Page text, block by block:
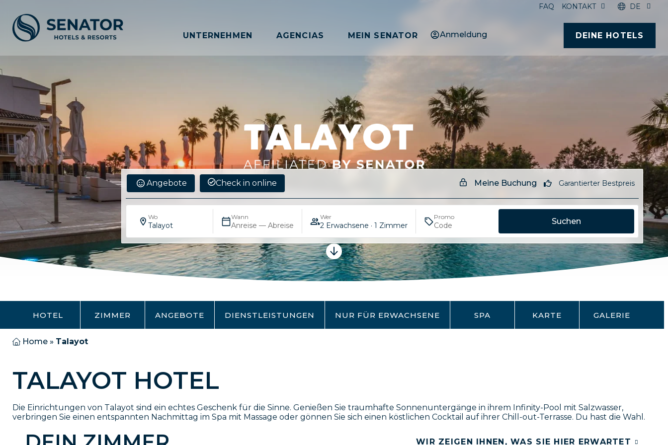
FAQ KONTAKT DE
UNTERNEHMEN AGENCIAS MEIN SENATOR Anmeldung DEINE HOTELS
Angebote Check in online Meine Buchung Garantierter Bestpreis
Wo
Talayot
Wann
Anreise — Abreise
Wer
2 Erwachsene · 1 Zimmer
Promo Suchen
HOTEL ZIMMER ANGEBOTE DIENSTLEISTUNGEN NUR FÜR ERWACHSENE SPA KARTE GALERIE
Home » Talayot
TALAYOT HOTEL
Die Einrichtungen von Talayot sind ein echtes Geschenk für die Sinne. Genießen Sie traumhafte Sonnenuntergänge in ihrem Infinity-Pool mit Salzwasser,
verbringen Sie einen entspannten Nachmittag im Spa mit Massage oder gönnen Sie sich einen köstlichen Cocktail auf ihrer Chill-out-Terrasse. Du hast die Wahl.
WIR ZEIGEN IHNEN, WAS SIE HIER ERWARTET